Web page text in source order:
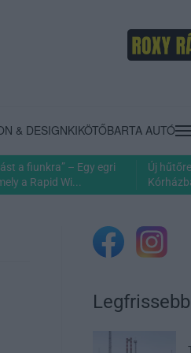
& DESIGNKIKÖTŐBARTA AUTÓ
a fiunkra” – Egy egri
a Rapid Wi...
Új